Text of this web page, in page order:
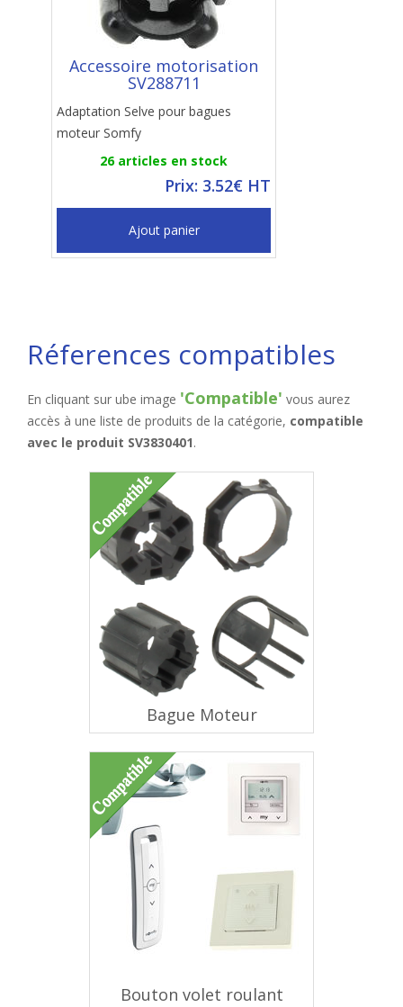
Accessoire motorisation
SV288711
Adaptation Selve pour bagues
moteur Somfy
26 articles en stock
Prix: 3.52€ HT
Ajout panier
Réferences compatibles
En cliquant sur ube image 'Compatible' vous aurez
accès à une liste de produits de la catégorie, compatible
avec le produit SV3830401.
Bague Moteur
Bouton volet roulant